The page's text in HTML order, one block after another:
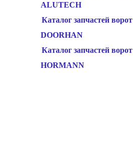
ALUTECH
Каталог запчастей ворот
DOORHAN
Каталог запчастей ворот
HORMANN